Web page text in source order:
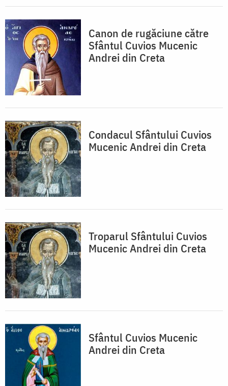
Canon de rugăciune către
Sfântul Cuvios Mucenic
Andrei din Creta
Condacul Sfântului Cuvios
Mucenic Andrei din Creta
Troparul Sfântului Cuvios
Mucenic Andrei din Creta
Sfântul Cuvios Mucenic
Andrei din Creta